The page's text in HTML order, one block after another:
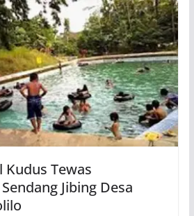
Kudus Tewas
Jibing Desa